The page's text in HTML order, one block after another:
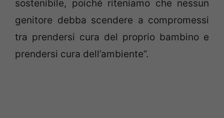
sostenibile, poiché riteniamo che nessun
genitore debba scendere a compromessi
tra prendersi cura del proprio bambino e
prendersi cura dell’ambiente”.